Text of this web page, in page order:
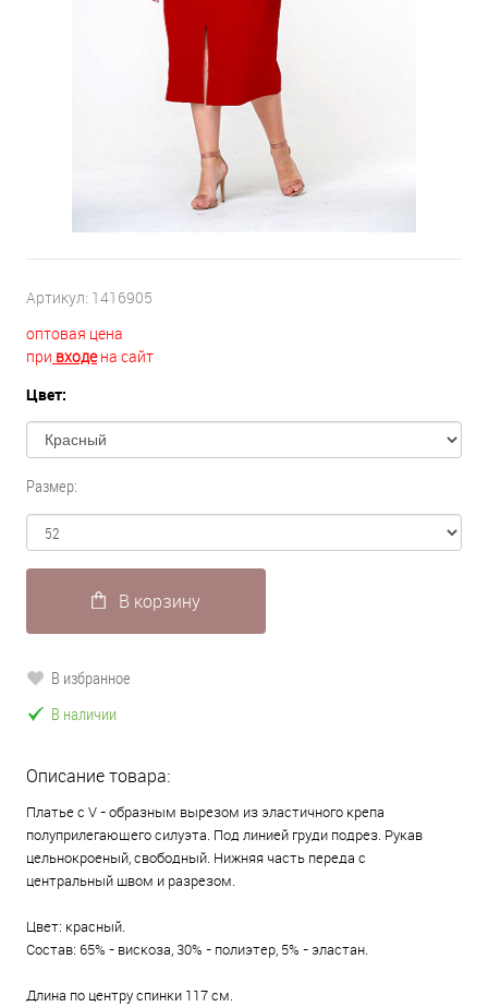
Артикул: 1416905
оптовая цена
при входена сайт
Цвет:
Размер:
В корзину
В избранное
В наличии
Описание товара:
Платье с V - образным вырезом из эластичного крепа
полуприлегающего силуэта. Под линией груди подрез. Рукав
цельнокроеный, свободный. Нижняя часть переда с
центральный швом и разрезом.
Цвет: красный.
Состав: 65% - вискоза, 30% - полиэтер, 5% - эластан.
Длина по центру спинки 117 см.